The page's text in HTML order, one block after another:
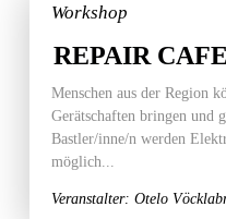
Workshop
REPAIR CAFE
Menschen aus der Region
Gerätschaften bringen und
Bastler/inne/n werden
möglich...
Veranstalter: Otelo